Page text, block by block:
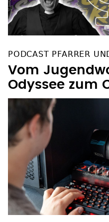
PODCAST PFARRER
Vom
Odyssee zum